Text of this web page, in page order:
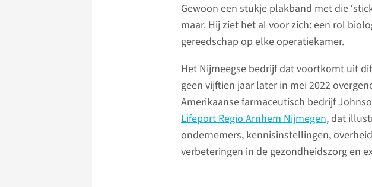
Gewoon een stukje plakband met die
maar. Hij ziet het al voor zich: een rol
gereedschap op elke operatiekamer.
Het Nijmeegse bedrijf dat voortkomt uit
geen vijftien jaar later in mei 2022
Amerikaanse farmaceutisch bedrijf
Lifeport Regio Arnhem Nijmegen, dat
ondernemers, kennisinstellingen,
verbeteringen in de gezondheidszorg en